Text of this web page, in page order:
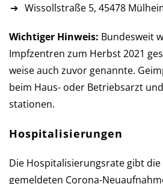
Wissollstraße 5, 45478
Wichtiger Hinweis: Bundesweit
Impf­zen­tren zum Herbst 2021
weise auch zu­vor ge­nannte.
beim Haus- oder Betriebs­arzt
stationen.
Hospitalisierungen
Die Hospitalisierungsrate gibt die
ge­mel­de­ten Corona-